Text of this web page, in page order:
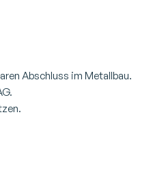
Abschluss im Metallbau.